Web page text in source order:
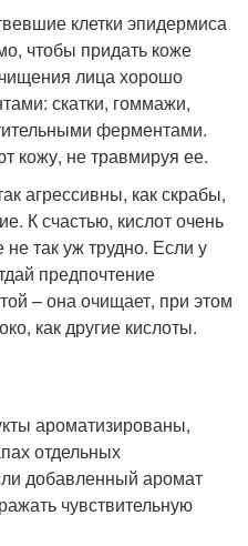
клетки эпидермиса
чтобы придать коже
лица хорошо
скатки, гоммажи,
ферментами.
кожу, не травмируя ее.
агрессивны, как скрабы,
К счастью, кислот очень
так уж трудно. Если у
предпочтение
– она очищает, при этом
как другие кислоты.
ароматизированы,
отдельных
добавленный аромат
чувствительную